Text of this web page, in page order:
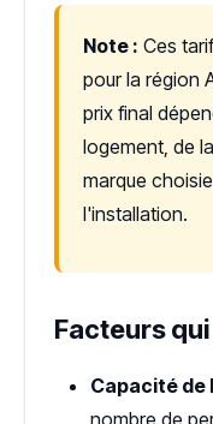
Note : Ces
pour la région
prix final
logement, de
marque
l'installation.
Facteurs
Capacité
nombre de